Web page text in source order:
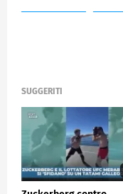
SUGGERITI